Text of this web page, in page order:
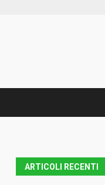
ARTICOLI RECENTI